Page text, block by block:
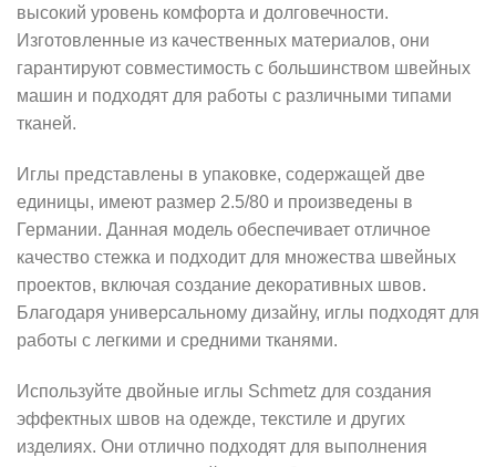
высокий уровень комфорта и долговечности.
Изготовленные из качественных материалов, они
гарантируют совместимость с большинством швейных
машин и подходят для работы с различными типами
тканей.
Иглы представлены в упаковке, содержащей две
единицы, имеют размер 2.5/80 и произведены в
Германии. Данная модель обеспечивает отличное
качество стежка и подходит для множества швейных
проектов, включая создание декоративных швов.
Благодаря универсальному дизайну, иглы подходят для
работы с легкими и средними тканями.
Используйте двойные иглы Schmetz для создания
эффектных швов на одежде, текстиле и других
изделиях. Они отлично подходят для выполнения